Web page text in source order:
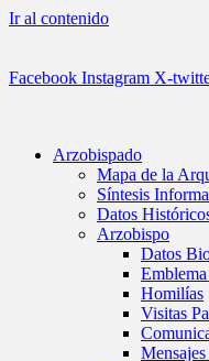
Ir al contenido
Facebook Instagram X-
Arzobispado
Mapa de la
Síntesis
Datos
Arzobispo
Datos
Homilías
Visitas